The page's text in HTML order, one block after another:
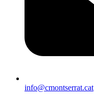
info@cmontserrat.cat